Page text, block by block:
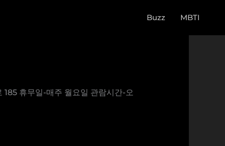
Buzz MBTI
휴무일-매주 월요일 관람시간-오